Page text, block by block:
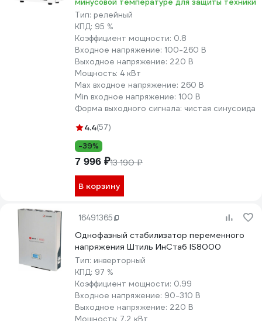
минусовой температуре для защиты техники
Тип: релейный
КПД: 95 %
Коэффициент мощности: 0.8
Входное напряжение: 100-260 В
Выходное напряжение: 220 В
Мощность: 4 кВт
Max входное напряжение: 260 В
Min входное напряжение: 100 В
Форма выходного сигнала: чистая синусоида
4.4(57)
-39%
7 996 ₽13 190 ₽
В корзину
16491365
Однофазный стабилизатор переменного
напряжения Штиль ИнСтаб IS8000
Тип: инверторный
КПД: 97 %
Коэффициент мощности: 0.99
Входное напряжение: 90-310 В
Выходное напряжение: 220 В
Мощность: 7.2 кВт